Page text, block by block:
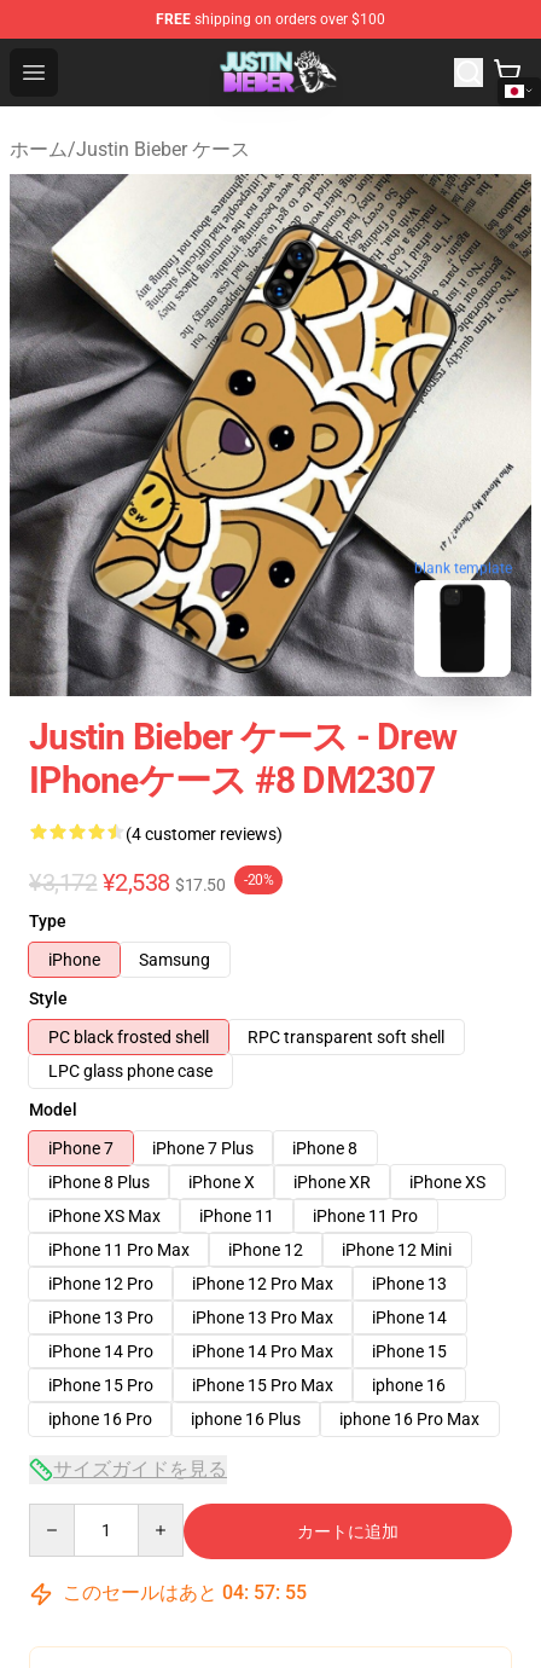
FREE shipping on orders over $100
Open menu
Justin Bieber Store - Official Justin Bieber Merchandise
ホーム/Justin Bieber ケース
blank template
Justin Bieber ケース - Drew
IPhoneケース #8 DM2307
(4 customer reviews)
¥3,172 ¥2,538 $17.50 -20%
Type
iPhone
Samsung
Style
PC black frosted shell
RPC transparent soft shell
LPC glass phone case
Model
iPhone 7
iPhone 7 Plus
iPhone 8
iPhone 8 Plus
iPhone X iPhone XR
iPhone XS
iPhone XS Max
iPhone 11
iPhone 11 Pro
iPhone 11 Pro Max
iPhone 12
iPhone 12 Mini
iPhone 12 Pro
iPhone 12 Pro Max
iPhone 13
iPhone 13 Pro
iPhone 13 Pro Max
iPhone 14
iPhone 14 Pro
iPhone 14 Pro Max
iPhone 15
iPhone 15 Pro
iPhone 15 Pro Max
iphone 16
iphone 16 Pro
iphone 16 Plus iphone 16 Pro Max
サイズガイドを見る
カートに追加
このセールはあと 04: 57: 54